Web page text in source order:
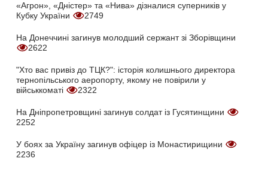
«Агрон», «Дністер» та «Нива» дізналися суперників у
Кубку України
2749
На Донеччині загинув молодший сержант зі Зборівщини
2622
"Хто вас привіз до ТЦК?": історія колишнього директора
тернопільського аеропорту, якому не повірили у
військкоматі
2322
На Дніпропетровщині загинув солдат із Гусятинщини
2252
У боях за Україну загинув офіцер із Монастирищини
2236